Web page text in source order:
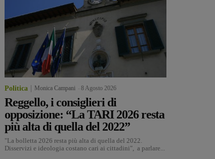
Politica Monica Campani 8 Agosto 2026
Reggello, i consiglieri di
opposizione: “La TARI 2026 resta
più alta di quella del 2022”
"La bolletta 2026 resta più alta di quella del 2022.
Disservizi e ideologia costano cari ai cittadini", a parlare...